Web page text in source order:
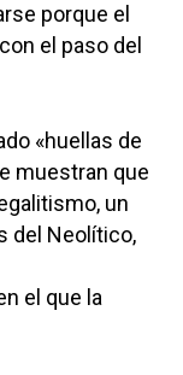
porque el
el paso del
«huellas de
muestran que
un
del Neolítico,
el que la